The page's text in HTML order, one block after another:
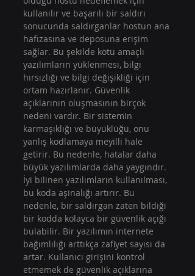
kullanılır ve başarılı bir saldırı
sonucunda saldırganlar hostun ana
hafızasına ve deposuna erişim
sağlar. Bu şekilde kötü amaçlı
yazılımların yüklenmesi, bilgi
hırsızlığı ve bilgi değişikliği için
ortam hazırlanır. Güvenlik
açıklarının oluşmasının birçok
nedeni vardır. Bir sistemin
karmaşıklığı ve büyüklüğü, onu
yanlış kodlamaya meyilli hale
getirir. Bu nedenle, hatalar daha
büyük yazılımlarda daha yaygındır.
İyi bilinen yazılımların kullanılması,
bu koda aşinalığı artırır. Bu
nedenle, bir saldırgan zaten bildiği
bir kodda kolayca bir güvenlik açığı
bulabilir. Bir yazılımın internete
bağımlılığı arttıkça zafiyet sayısı da
artar. Kullanıcı girişini kontrol
etmemek de güvenlik açıklarına